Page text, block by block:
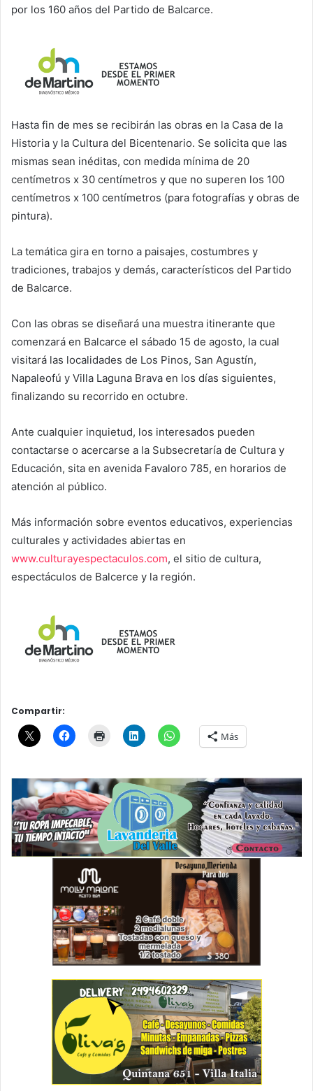
por los 160 años del Partido de Balcarce.
Hasta fin de mes se recibirán las obras en la Casa de la
Historia y la Cultura del Bicentenario. Se solicita que las
mismas sean inéditas, con medida mínima de 20
centímetros x 30 centímetros y que no superen los 100
centímetros x 100 centímetros (para fotografías y obras de
pintura).
La temática gira en torno a paisajes, costumbres y
tradiciones, trabajos y demás, característicos del Partido
de Balcarce.
Con las obras se diseñará una muestra itinerante que
comenzará en Balcarce el sábado 15 de agosto, la cual
visitará las localidades de Los Pinos, San Agustín,
Napaleofú y Villa Laguna Brava en los días siguientes,
finalizando su recorrido en octubre.
Ante cualquier inquietud, los interesados pueden
contactarse o acercarse a la Subsecretaría de Cultura y
Educación, sita en avenida Favaloro 785, en horarios de
atención al público.
Más información sobre eventos educativos, experiencias
culturales y actividades abiertas en
www.culturayespectaculos.com, el sitio de cultura,
espectáculos de Balcerce y la región.
Compartir:
Más